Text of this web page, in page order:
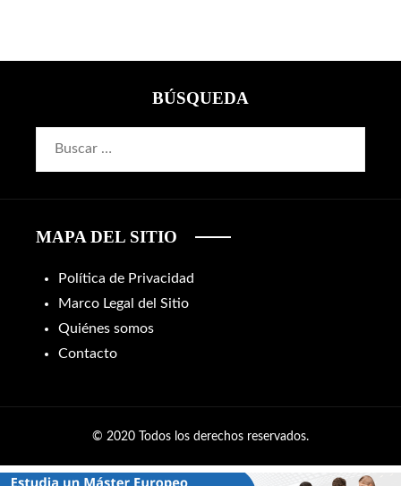
BÚSQUEDA
MAPA DEL SITIO
Política de Privacidad
Marco Legal del Sitio
Quiénes somos
Contacto
© 2020 Todos los derechos reservados.